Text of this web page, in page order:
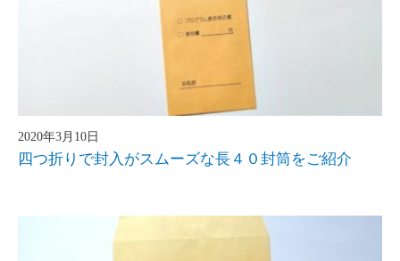
2020年3月10日
四つ折りで封入がスムーズな長４０封筒をご紹介